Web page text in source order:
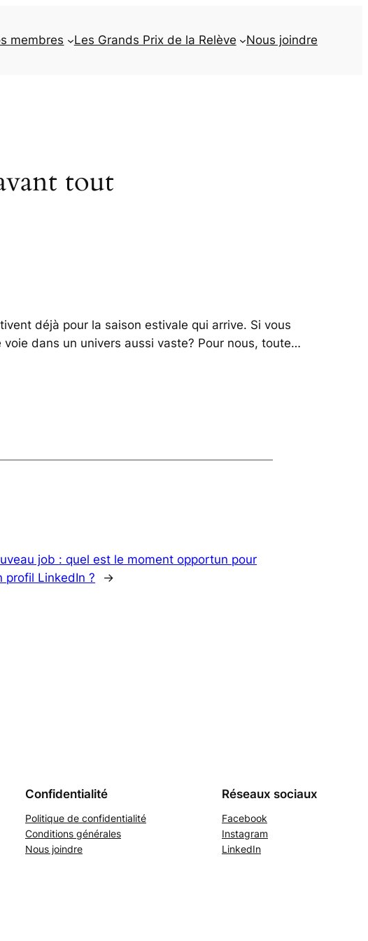
membres Les Grands Prix de la Relève Nous joindre
tout
déjà pour la saison estivale qui arrive. Si vous
dans un univers aussi vaste? Pour nous, toute…
job : quel est le moment opportun pour
profil LinkedIn ?
→
Confidentialité
Politique de confidentialité
Conditions générales
Nous joindre
Réseaux sociaux
Facebook
Instagram
LinkedIn